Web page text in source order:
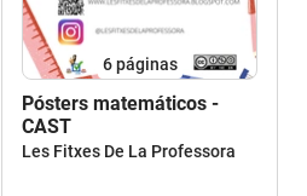
6páginas
Pósters matemáticos -
CAST
Les Fitxes De La Professora